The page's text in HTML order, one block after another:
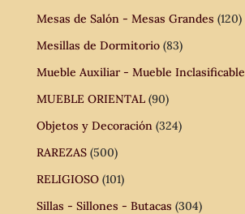
Mesas de Salón - Mesas Grandes (120)
Mesillas de Dormitorio (83)
Mueble Auxiliar - Mueble Inclasificable
MUEBLE ORIENTAL (90)
Objetos y Decoración (324)
RAREZAS (500)
RELIGIOSO (101)
Sillas - Sillones - Butacas (304)